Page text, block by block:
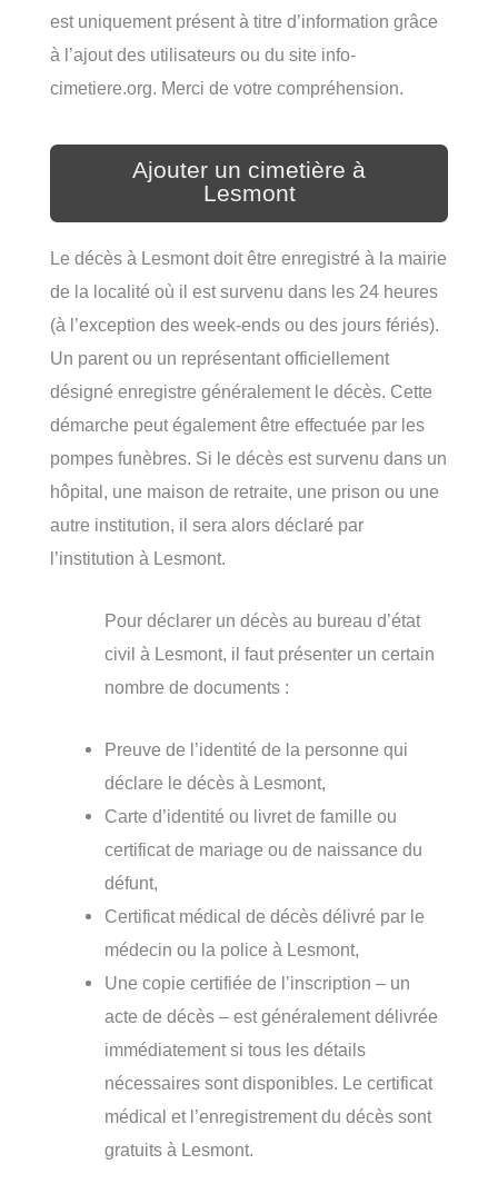
est uniquement présent à titre d’information grâce
à l’ajout des utilisateurs ou du site info-
cimetiere.org. Merci de votre compréhension.
Ajouter un cimetière à
Lesmont
Le décès à Lesmont doit être enregistré à la mairie
de la localité où il est survenu dans les 24 heures
(à l’exception des week-ends ou des jours fériés).
Un parent ou un représentant officiellement
désigné enregistre généralement le décès. Cette
démarche peut également être effectuée par les
pompes funèbres. Si le décès est survenu dans un
hôpital, une maison de retraite, une prison ou une
autre institution, il sera alors déclaré par
l’institution à Lesmont.
Pour déclarer un décès au bureau d’état
civil à Lesmont, il faut présenter un certain
nombre de documents :
Preuve de l’identité de la personne qui
déclare le décès à Lesmont,
Carte d’identité ou livret de famille ou
certificat de mariage ou de naissance du
défunt,
Certificat médical de décès délivré par le
médecin ou la police à Lesmont,
Une copie certifiée de l’inscription – un
acte de décès – est généralement délivrée
immédiatement si tous les détails
nécessaires sont disponibles. Le certificat
médical et l’enregistrement du décès sont
gratuits à Lesmont.